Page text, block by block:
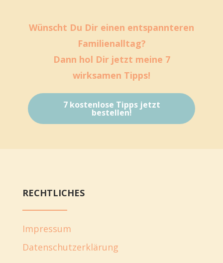
Wünscht Du Dir einen entspannteren
Familienalltag?
Dann hol Dir jetzt meine 7
wirksamen Tipps!
7 kostenlose Tipps jetzt
bestellen!
RECHTLICHES
Impressum
Datenschutzerklärung